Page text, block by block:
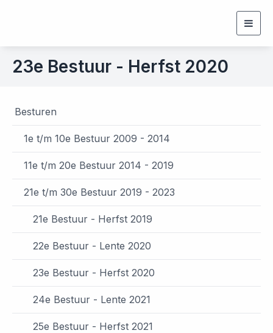
23e Bestuur - Herfst 2020
Besturen
1e t/m 10e Bestuur 2009 - 2014
11e t/m 20e Bestuur 2014 - 2019
21e t/m 30e Bestuur 2019 - 2023
21e Bestuur - Herfst 2019
22e Bestuur - Lente 2020
23e Bestuur - Herfst 2020
24e Bestuur - Lente 2021
25e Bestuur - Herfst 2021